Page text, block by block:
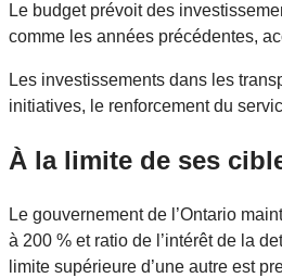
Le budget prévoit des
comme les années précédentes,
Les investissements dans les
initiatives, le renforcement du
À la limite de ses
Le gouvernement de l’Ontario
à 200 % et ratio de l’intérêt de la
limite supérieure d’une autre est